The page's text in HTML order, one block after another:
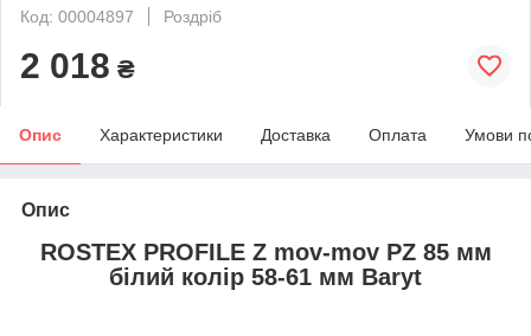
Код: 00004897
Роздріб
2 018 ₴
Опис Характеристики Доставка Оплата Умови
Опис
ROSTEX PROFILE Z mov-mov PZ 85 мм
білий колір 58-61 мм Baryt